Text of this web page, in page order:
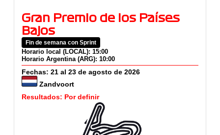
Gran Premio de los Países
Bajos
Fin de semana con Sprint
Horario local (LOCAL): 15:00
Horario Argentina (ARG): 10:00
Fechas: 21 al 23 de agosto de 2026
Zandvoort
Resultados: Por definir